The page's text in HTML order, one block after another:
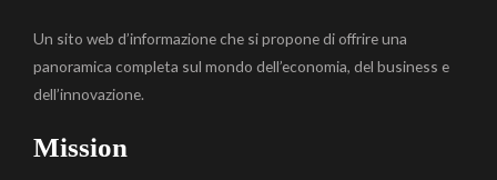
Un sito web d’informazione che si propone di offrire una
panoramica completa sul mondo dell’economia, del business e
dell’innovazione.
Mission